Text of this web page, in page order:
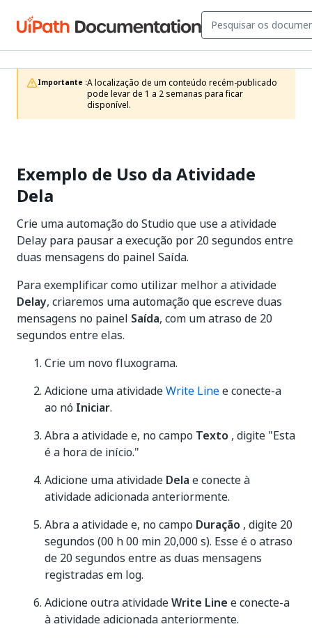
Importante :A localização de um conteúdo recém-publicado
pode levar de 1 a 2 semanas para ficar
disponível.
Exemplo de Uso da Atividade
Dela
Crie uma automação do Studio que use a atividade
Delay para pausar a execução por 20 segundos entre
duas mensagens do painel Saída.
Para exemplificar como utilizar melhor a atividade
Delay, criaremos uma automação que escreve duas
mensagens no painel Saída, com um atraso de 20
segundos entre elas.
Crie um novo fluxograma.
Adicione uma atividadeWrite Linee conecte-a
ao nó Iniciar.
Abra a atividade e, no campo Texto , digite "Esta
é a hora de início."
Adicione uma atividade Dela e conecte à
atividade adicionada anteriormente.
Abra a atividade e, no campo Duração , digite 20
segundos (00 h 00 min 20,000 s). Esse é o atraso
de 20 segundos entre as duas mensagens
registradas em log.
Adicione outra atividadeWrite Line e conecte-a
à atividade adicionada anteriormente.